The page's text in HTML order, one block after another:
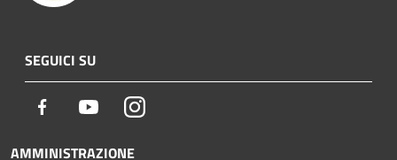
SEGUICI SU
Facebook YoutubeInstagram
AMMINISTRAZIONE